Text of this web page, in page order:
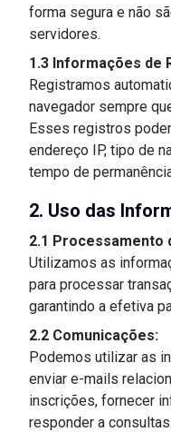
forma segura e não
servidores.
1.3 Informações de
Registramos
navegador sempre
Esses registros
endereço IP, tipo de
tempo de
2. Uso das
2.1 Processamento
Utilizamos as
para processar
garantindo a efetiva
2.2 Comunicações:
Podemos utilizar as
enviar e-mails
inscrições, fornecer
responder a consultas.